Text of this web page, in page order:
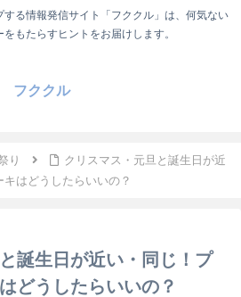
る情報発信サイト「フククル」は、何気ない
もたらすヒントをお届けします。
フククル
り
クリスマス・元旦と誕生日が近
はどうしたらいいの？
誕生日が近い・同じ！プ
どうしたらいいの？